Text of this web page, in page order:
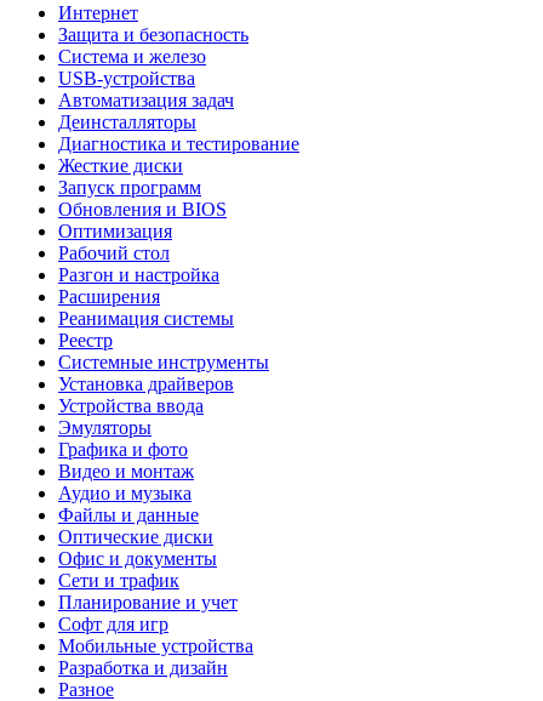
Интернет
Защита и безопасность
Система и железо
USB-устройства
Автоматизация задач
Деинсталляторы
Диагностика и тестирование
Жесткие диски
Запуск программ
Обновления и BIOS
Оптимизация
Рабочий стол
Разгон и настройка
Расширения
Реанимация системы
Реестр
Системные инструменты
Установка драйверов
Устройства ввода
Эмуляторы
Графика и фото
Видео и монтаж
Аудио и музыка
Файлы и данные
Оптические диски
Офис и документы
Сети и трафик
Планирование и учет
Софт для игр
Мобильные устройства
Разработка и дизайн
Разное